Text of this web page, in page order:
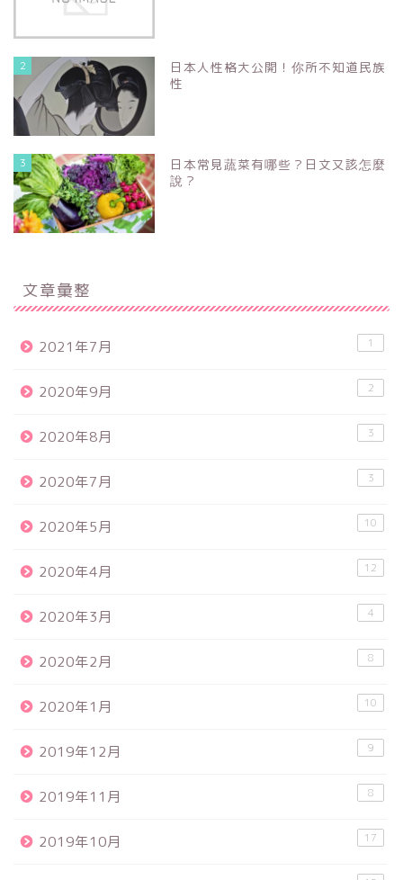
2
日本人性格大公開！你所不知道民族
性
3
日本常見蔬菜有哪些？日文又該怎麼
說？
文章彙整
2021年7月 1
2020年9月 2
2020年8月 3
2020年7月 3
2020年5月 10
2020年4月 12
2020年3月 4
2020年2月 8
2020年1月 10
2019年12月 9
2019年11月 8
2019年10月 17